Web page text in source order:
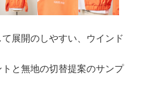
展開のしやすい、ウインド
と無地の切替提案のサンプ